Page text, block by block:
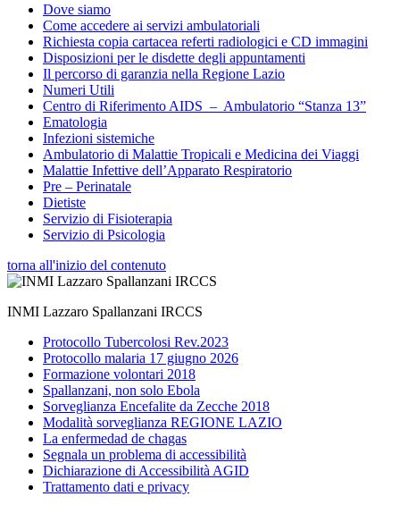
Dove siamo
Come accedere ai servizi ambulatoriali
Richiesta copia cartacea referti radiologici e CD immagini
Disposizioni per le disdette degli appuntamenti
Il percorso di garanzia nella Regione Lazio
Numeri Utili
Centro di Riferimento AIDS – Ambulatorio “Stanza 13”
Ematologia
Infezioni sistemiche
Ambulatorio di Malattie Tropicali e Medicina dei Viaggi
Malattie Infettive dell’Apparato Respiratorio
Pre – Perinatale
Dietiste
Servizio di Fisioterapia
Servizio di Psicologia
torna all'inizio del contenuto
INMI Lazzaro Spallanzani IRCCS
Protocollo Tubercolosi Rev.2023
Protocollo malaria 17 giugno 2026
Formazione volontari 2018
Spallanzani, non solo Ebola
Sorveglianza Encefalite da Zecche 2018
Modalità sorveglianza REGIONE LAZIO
La enfermedad de chagas
Segnala un problema di accessibilità
Dichiarazione di Accessibilità AGID
Trattamento dati e privacy